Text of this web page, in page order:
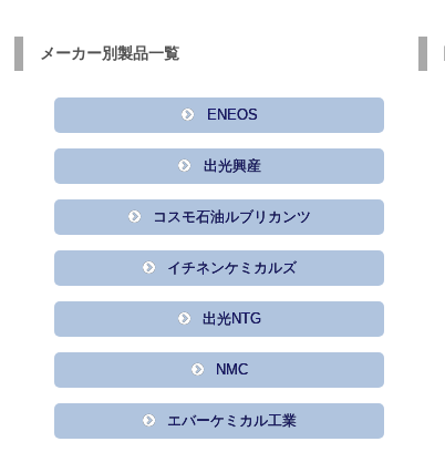
メーカー別製品一覧
ENEOS
出光興産
コスモ石油ルブリカンツ
イチネンケミカルズ
出光NTG
NMC
エバーケミカル工業